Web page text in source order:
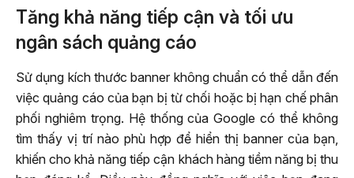
Tăng khả năng tiếp cận và tối ưu
ngân sách quảng cáo
Sử dụng kích thước banner không chuẩn có thể dẫn đến
việc quảng cáo của bạn bị từ chối hoặc bị hạn chế phân
phối nghiêm trọng. Hệ thống của Google có thể không
tìm thấy vị trí nào phù hợp để hiển thị banner của bạn,
khiến cho khả năng tiếp cận khách hàng tiềm năng bị thu